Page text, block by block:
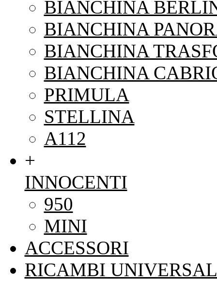
BIANCHINA
BIANCHINA
BIANCHINA
BIANCHINA
PRIMULA
STELLINA
A112
+
INNOCENTI
950
MINI
ACCESSORI
RICAMBI